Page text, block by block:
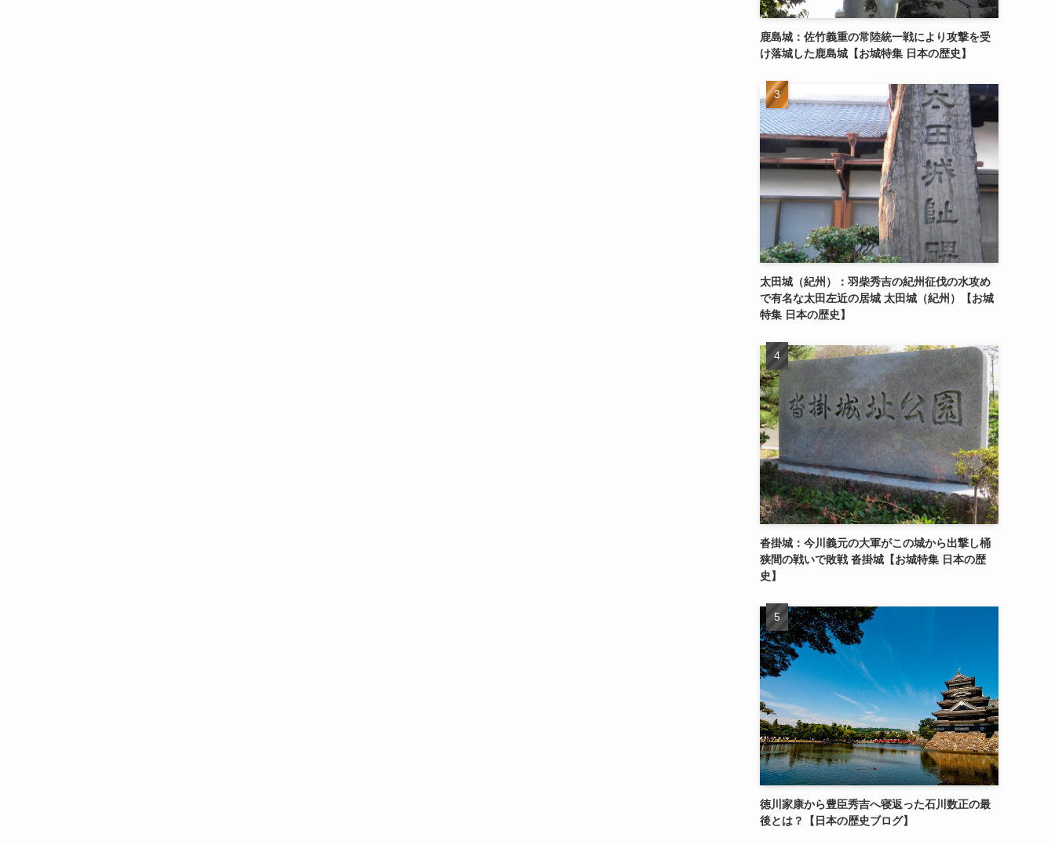
鹿島城：佐竹義重の常陸統一戦により攻撃を受
け落城した鹿島城【お城特集 日本の歴史】
太田城（紀州）：羽柴秀吉の紀州征伐の水攻め
で有名な太田左近の居城 太田城（紀州）【お城
特集 日本の歴史】
沓掛城：今川義元の大軍がこの城から出撃し桶
狭間の戦いで敗戦 沓掛城【お城特集 日本の歴
史】
徳川家康から豊臣秀吉へ寝返った石川数正の最
後とは？【日本の歴史ブログ】